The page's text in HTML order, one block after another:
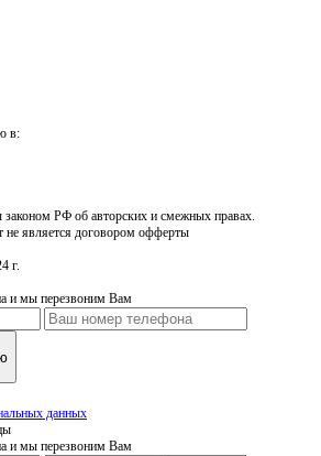
в:
РФ об авторских и смежных правах.
не является договором офферты
г.
и мы перезвоним Вам
данных
и мы перезвоним Вам